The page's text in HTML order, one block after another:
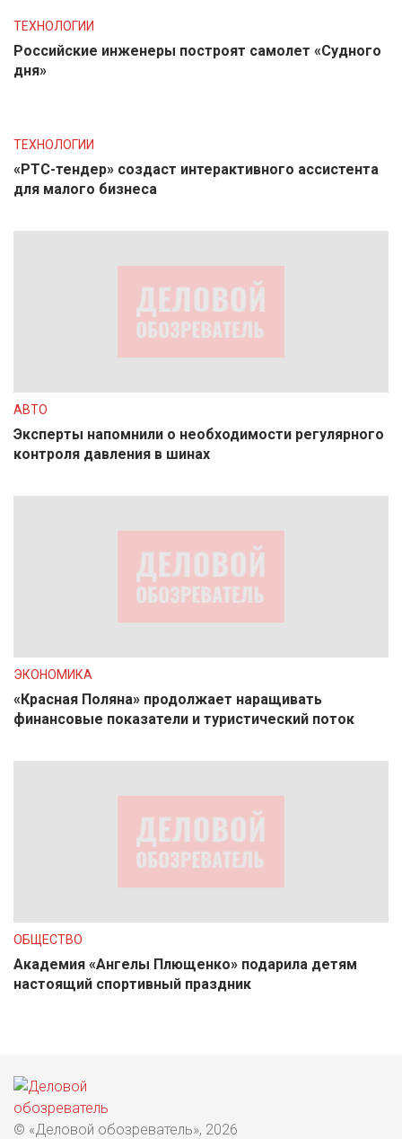
ТЕХНОЛОГИИ
Российские инженеры построят самолет «Судного
дня»
ТЕХНОЛОГИИ
«РТС-тендер» создаст интерактивного ассистента
для малого бизнеса
АВТО
Эксперты напомнили о необходимости регулярного
контроля давления в шинах
ЭКОНОМИКА
«Красная Поляна» продолжает наращивать
финансовые показатели и туристический поток
ОБЩЕСТВО
Академия «Ангелы Плющенко» подарила детям
настоящий спортивный праздник
© «Деловой обозреватель», 2026